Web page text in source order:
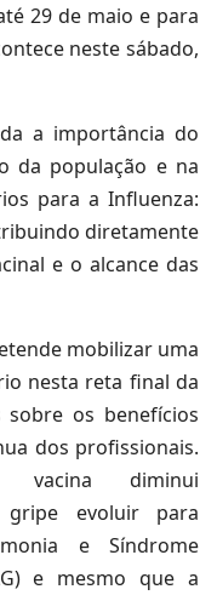
29 de maio e para
neste sábado,
a importância do
da população e na
para a Influenza:
diretamente
e o alcance das
mobilizar uma
nesta reta final da
sobre os benefícios
dos profissionais.
diminui
evoluir para
e Síndrome
e mesmo que a